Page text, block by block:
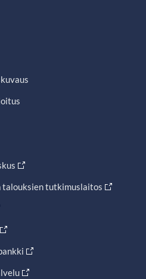
talouksien tutkimuslaitos